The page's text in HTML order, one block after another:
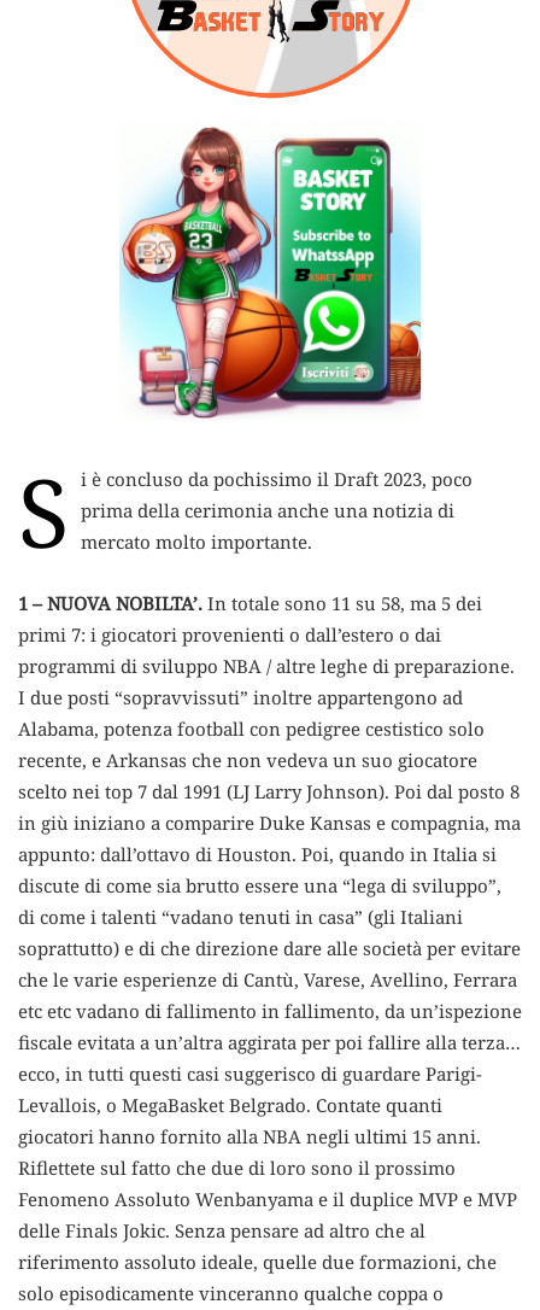
S
i è concluso da pochissimo il Draft 2023, poco
prima della cerimonia anche una notizia di
mercato molto importante.
1 – NUOVA NOBILTA’. In totale sono 11 su 58, ma 5 dei
primi 7: i giocatori provenienti o dall’estero o dai
programmi di sviluppo NBA / altre leghe di preparazione.
I due posti “sopravvissuti” inoltre appartengono ad
Alabama, potenza football con pedigree cestistico solo
recente, e Arkansas che non vedeva un suo giocatore
scelto nei top 7 dal 1991 (LJ Larry Johnson). Poi dal posto 8
in giù iniziano a comparire Duke Kansas e compagnia, ma
appunto: dall’ottavo di Houston. Poi, quando in Italia si
discute di come sia brutto essere una “lega di sviluppo”,
di come i talenti “vadano tenuti in casa” (gli Italiani
soprattutto) e di che direzione dare alle società per evitare
che le varie esperienze di Cantù, Varese, Avellino, Ferrara
etc etc vadano di fallimento in fallimento, da un’ispezione
fiscale evitata a un’altra aggirata per poi fallire alla terza…
ecco, in tutti questi casi suggerisco di guardare Parigi-
Levallois, o MegaBasket Belgrado. Contate quanti
giocatori hanno fornito alla NBA negli ultimi 15 anni.
Riflettete sul fatto che due di loro sono il prossimo
Fenomeno Assoluto Wenbanyama e il duplice MVP e MVP
delle Finals Jokic. Senza pensare ad altro che al
riferimento assoluto ideale, quelle due formazioni, che
solo episodicamente vinceranno qualche coppa o